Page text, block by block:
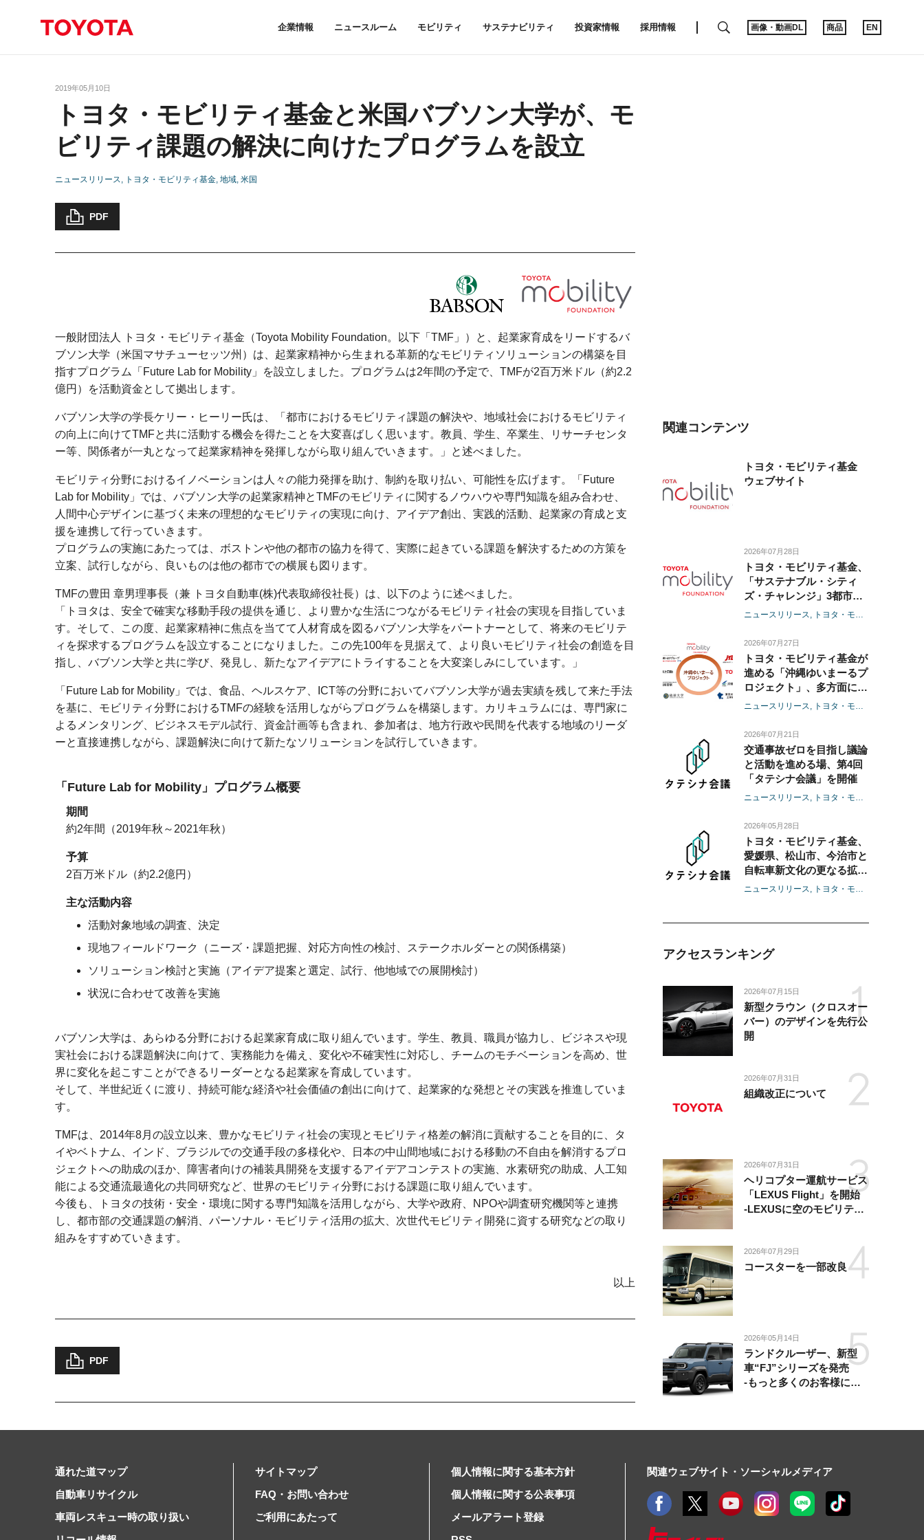
企業情報 ニュースルーム モビリティ サステナビリティ 投資家情報 採用情報 SEARCH画像・動画DL 商品 EN
2019年05月10日
トヨタ・モビリティ基金と米国バブソン大学が、モ
ビリティ課題の解決に向けたプログラムを設立
ニュースリリース トヨタ・モビリティ基金 地域 米国
PDF
一般財団法人 トヨタ・モビリティ基金（Toyota Mobility Foundation。以下「TMF」）と、起業家育成をリードするバ
ブソン大学（米国マサチューセッツ州）は、起業家精神から生まれる革新的なモビリティソリューションの構築を目
指すプログラム「Future Lab for Mobility」を設立しました。プログラムは2年間の予定で、TMFが2百万米ドル（約2.2
億円）を活動資金として拠出します。
バブソン大学の学長ケリー・ヒーリー氏は、「都市におけるモビリティ課題の解決や、地域社会におけるモビリティ
の向上に向けてTMFと共に活動する機会を得たことを大変喜ばしく思います。教員、学生、卒業生、リサーチセンタ
ー等、関係者が一丸となって起業家精神を発揮しながら取り組んでいきます。」と述べました。
モビリティ分野におけるイノベーションは人々の能力発揮を助け、制約を取り払い、可能性を広げます。「Future
Lab for Mobility」では、バブソン大学の起業家精神とTMFのモビリティに関するノウハウや専門知識を組み合わせ、
人間中心デザインに基づく未来の理想的なモビリティの実現に向け、アイデア創出、実践的活動、起業家の育成と支
援を連携して行っていきます。
プログラムの実施にあたっては、ボストンや他の都市の協力を得て、実際に起きている課題を解決するための方策を
立案、試行しながら、良いものは他の都市での横展も図ります。
TMFの豊田 章男理事長（兼 トヨタ自動車(株)代表取締役社長）は、以下のように述べました。
「トヨタは、安全で確実な移動手段の提供を通じ、より豊かな生活につながるモビリティ社会の実現を目指していま
す。そして、この度、起業家精神に焦点を当てて人材育成を図るバブソン大学をパートナーとして、将来のモビリテ
ィを探求するプログラムを設立することになりました。この先100年を見据えて、より良いモビリティ社会の創造を目
指し、バブソン大学と共に学び、発見し、新たなアイデアにトライすることを大変楽しみにしています。」
「Future Lab for Mobility」では、食品、ヘルスケア、ICT等の分野においてバブソン大学が過去実績を残して来た手法
を基に、モビリティ分野におけるTMFの経験を活用しながらプログラムを構築します。カリキュラムには、専門家に
よるメンタリング、ビジネスモデル試行、資金計画等も含まれ、参加者は、地方行政や民間を代表する地域のリーダ
ーと直接連携しながら、課題解決に向けて新たなソリューションを試行していきます。
「Future Lab for Mobility」 プログラム概要
期間
約2年間（2019年秋～2021年秋）
予算
2百万米ドル（約2.2億円）
主な活動内容
活動対象地域の調査、決定
現地フィールドワーク
（ニーズ・課題把握、 対応方向性の検討、
ステークホルダーとの関係構築）
ソリューション検討と実施 （アイデア提案と選定、 試行、 他地域での展開検討）
状況に合わせて改善を実施
バブソン大学は、あらゆる分野における起業家育成に取り組んでいます。学生、教員、職員が協力し、ビジネスや現
実社会における課題解決に向けて、実務能力を備え、変化や不確実性に対応し、チームのモチベーションを高め、世
界に変化を起こすことができるリーダーとなる起業家を育成しています。
そして、半世紀近くに渡り、持続可能な経済や社会価値の創出に向けて、起業家的な発想とその実践を推進していま
す。
TMFは、2014年8月の設立以来、豊かなモビリティ社会の実現とモビリティ格差の解消に貢献することを目的に、タ
イやベトナム、インド、ブラジルでの交通手段の多様化や、日本の中山間地域における移動の不自由を解消するプロ
ジェクトへの助成のほか、障害者向けの補装具開発を支援するアイデアコンテストの実施、水素研究の助成、人工知
能による交通流最適化の共同研究など、世界のモビリティ分野における課題に取り組んでいます。
今後も、トヨタの技術・安全・環境に関する専門知識を活用しながら、大学や政府、NPOや調査研究機関等と連携
し、都市部の交通課題の解消、パーソナル・モビリティ活用の拡大、次世代モビリティ開発に資する研究などの取り
組みをすすめていきます。
以上
PDF
関連コンテンツ
トヨタ・モビリティ基金
ウェブサイト
2026年07月28日
トヨタ・モビリティ基金、
「サステナブル・シティ
ズ・チャレンジ」3都市で
社会実装を担うイノベータ
デトロイト、バラナシ、ベ
ネチアで実装フェーズへ
ニュースリリース トヨタ・モビリティ基金
2026年07月27日
トヨタ・モビリティ基金が
進める「沖縄ゆいまーるプ
ロジェクト」、多方面にわ
たる成果を確認。新たに内
画、沖縄トヨタグループに
も拡充して交通事故ゼロを
目指す
ニュースリリース トヨタ・モビリティ基金
2026年07月21日
交通事故ゼロを目指し議論
と活動を進める場、第4回
「タテシナ会議」を開催
ニュースリリース トヨタ・モビリティ基金
2026年05月28日
トヨタ・モビリティ基金、
愛媛県、松山市、今治市と
自転車新文化の更なる拡
大・深化に向けた連携協定
ニュースリリース トヨタ・モビリティ基金
アクセスランキング
2026年07月15日
新型クラウン（クロスオー
バー）のデザインを先行公
開
2026年07月31日
組織改正について
2026年07月31日
ヘリコプター運航サービス
「LEXUS Flight」を開始
-LEXUSに空のモビリティ
2026年07月29日
コースターを一部改良
2026年05月14日
ランドクルーザー、新型
車“FJ”シリーズを発売
-もっと多くのお客様にラ
通れた道マップ
自動車リサイクル
車両レスキュー時の取り扱い
サイトマップ
FAQ・お問い合わせ
ご利用にあたって
個人情報に関する基本方針
個人情報に関する公表事項
メールアラート登録
関連ウェブサイト・ソーシャルメディア